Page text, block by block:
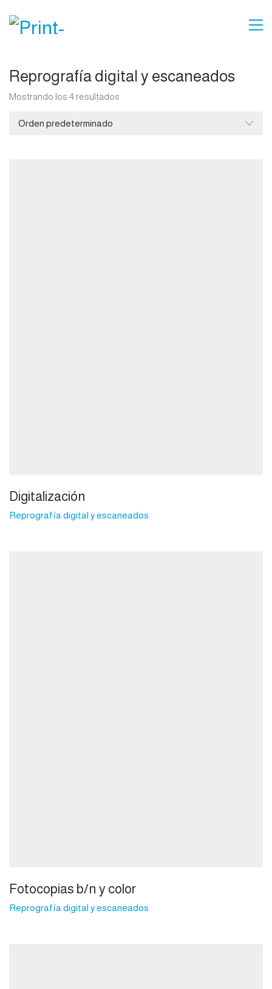
Reprografía digital y escaneados
Mostrando los 4 resultados
Orden predeterminado
Digitalización
Reprografía digital y escaneados
Fotocopias b/n y color
Reprografía digital y escaneados